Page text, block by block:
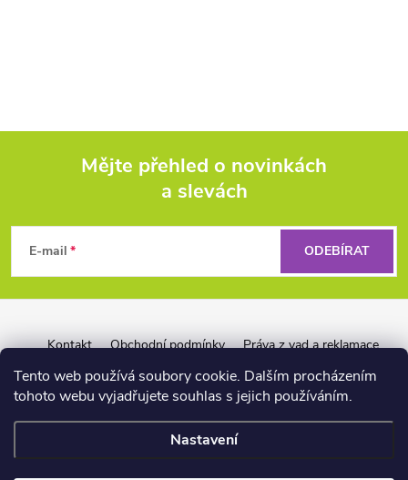
Tento web používá soubory cookie. Dalším procházením
tohoto webu vyjadřujete souhlas s jejich používáním.
Nastavení
p
a
Mějte přehled o novinkách
a slevách
E-mail ODEBÍRAT
Kontakt Obchodní podmínky
Práva z vad a reklamace
Záruka Liquid Force
Reklamační řád pro firmy